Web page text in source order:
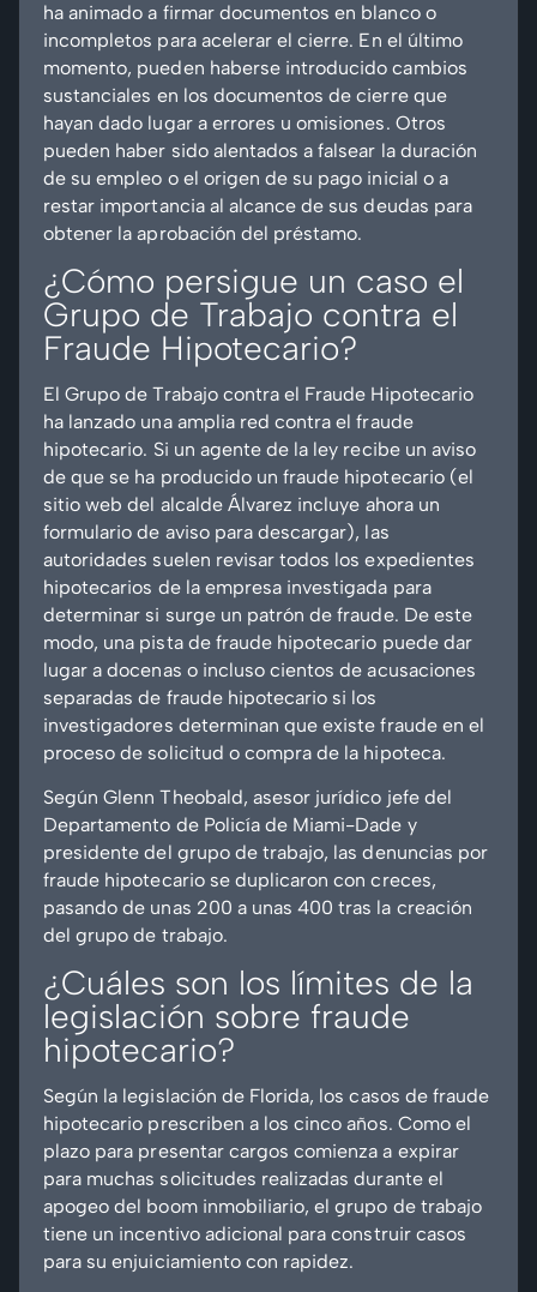
ha animado a firmar documentos en blanco o
incompletos para acelerar el cierre. En el último
momento, pueden haberse introducido cambios
sustanciales en los documentos de cierre que
hayan dado lugar a errores u omisiones. Otros
pueden haber sido alentados a falsear la duración
de su empleo o el origen de su pago inicial o a
restar importancia al alcance de sus deudas para
obtener la aprobación del préstamo.
¿Cómo persigue un caso el
Grupo de Trabajo contra el
Fraude Hipotecario?
El Grupo de Trabajo contra el Fraude Hipotecario
ha lanzado una amplia red contra el fraude
hipotecario. Si un agente de la ley recibe un aviso
de que se ha producido un fraude hipotecario (el
sitio web del alcalde Álvarez incluye ahora un
formulario de aviso para descargar), las
autoridades suelen revisar todos los expedientes
hipotecarios de la empresa investigada para
determinar si surge un patrón de fraude. De este
modo, una pista de fraude hipotecario puede dar
lugar a docenas o incluso cientos de acusaciones
separadas de fraude hipotecario si los
investigadores determinan que existe fraude en el
proceso de solicitud o compra de la hipoteca.
Según Glenn Theobald, asesor jurídico jefe del
Departamento de Policía de Miami-Dade y
presidente del grupo de trabajo, las denuncias por
fraude hipotecario se duplicaron con creces,
pasando de unas 200 a unas 400 tras la creación
del grupo de trabajo.
¿Cuáles son los límites de la
legislación sobre fraude
hipotecario?
Según la legislación de Florida, los casos de fraude
hipotecario prescriben a los cinco años. Como el
plazo para presentar cargos comienza a expirar
para muchas solicitudes realizadas durante el
apogeo del boom inmobiliario, el grupo de trabajo
tiene un incentivo adicional para construir casos
para su enjuiciamiento con rapidez.